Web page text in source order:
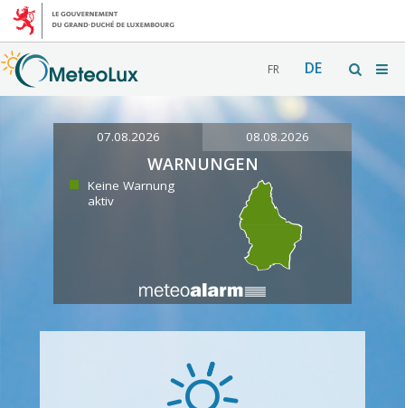
FR DE
07.08.2026 08.08.2026
WARNUNGEN
Keine Warnung
aktiv